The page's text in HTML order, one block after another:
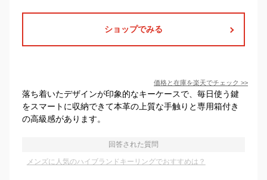
ショップでみる
価格と在庫を楽天でチェック >>
落ち着いたデザインが印象的なキーケースで、毎日使う鍵
をスマートに収納できて本革の上質な手触りと専用箱付き
の高級感があります。
回答された質問
メンズに人気のハイブランドキーリングでおすすめは？